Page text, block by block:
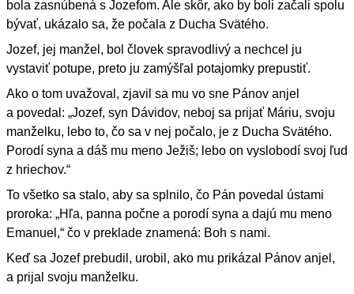
bola zasnúbená s Jozefom. Ale skôr, ako by boli začali spolu
bývať, ukázalo sa, že počala z Ducha Svätého.
Jozef, jej manžel, bol človek spravodlivý a nechcel ju
vystaviť potupe, preto ju zamýšľal potajomky prepustiť.
Ako o tom uvažoval, zjavil sa mu vo sne Pánov anjel
a povedal: „Jozef, syn Dávidov, neboj sa prijať Máriu, svoju
manželku, lebo to, čo sa v nej počalo, je z Ducha Svätého.
Porodí syna a dáš mu meno Ježiš; lebo on vyslobodí svoj ľud
z hriechov.“
To všetko sa stalo, aby sa splnilo, čo Pán povedal ústami
proroka: „Hľa, panna počne a porodí syna a dajú mu meno
Emanuel,“ čo v preklade znamená: Boh s nami.
Keď sa Jozef prebudil, urobil, ako mu prikázal Pánov anjel,
a prijal svoju manželku.